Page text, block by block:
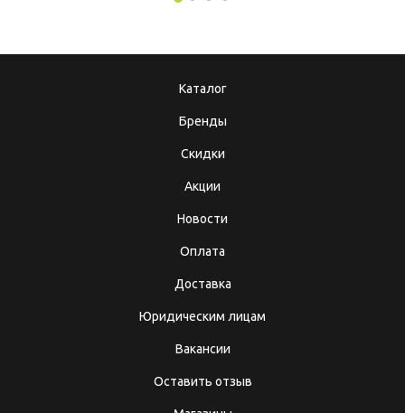
Каталог
Бренды
Скидки
Акции
Новости
Оплата
Доставка
Юридическим лицам
Вакансии
Оставить отзыв